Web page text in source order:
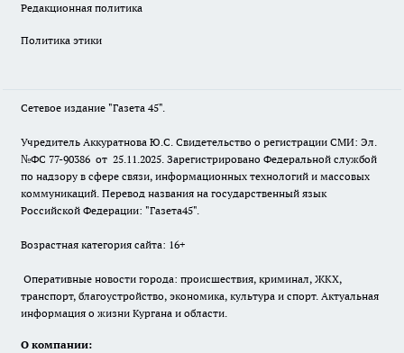
Редакционная политика
Политика этики
Сетевое издание "Газета 45".
Учредитель Аккуратнова Ю.С. Свидетельство о регистрации СМИ: Эл.
№ФС 77-90386 от 25.11.2025. Зарегистрировано Федеральной службой
по надзору в сфере связи, информационных технологий и массовых
коммуникаций. Перевод названия на государственный язык
Российской Федерации: "Газета45".
Возрастная категория сайта: 16+
Оперативные новости города: происшествия, криминал, ЖКХ,
транспорт, благоустройство, экономика, культура и спорт. Актуальная
информация о жизни Кургана и области.
О компании: